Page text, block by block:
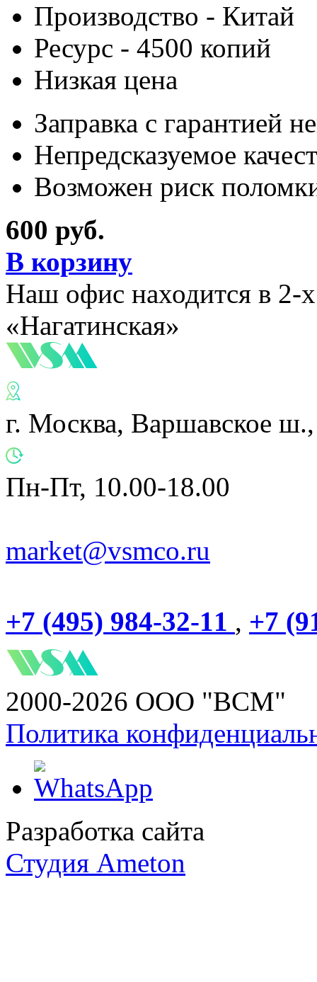
Производство - Китай
Ресурс - 4500 копий
Низкая цена
Заправка с гарантией
Непредсказуемое
Возможен риск
600 руб.
В корзину
Наш офис находится в 2-
«Нагатинская»
г. Москва, Варшавское
Пн-Пт, 10.00-18.00
market@vsmco.ru
+7 (495) 984-32-11 , +7
2000-2026 ООО "ВСМ"
Политика
Разработка сайта
Студия Ameton